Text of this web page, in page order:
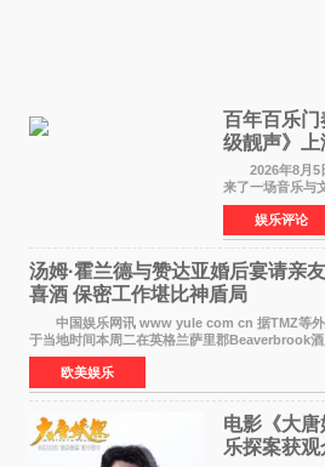
百年百乐
级靓声》
2026年8月5
来了一场音乐与
国励志音乐公益
仪式在此隆重举
齐聚一堂，共同
娱乐评论
汤姆·霍兰德与赞达亚婚后宴请亲
喜酒 保密工作堪比神盾局
中国娱乐网讯 www yule com cn 据TMZ等外
于当地时间本周二在英格兰萨里郡Beaverbrook
顿）举办婚宴，邀请家人与朋友们喝喜酒，庆祝
欧美娱乐
电影《大
乐探案获观